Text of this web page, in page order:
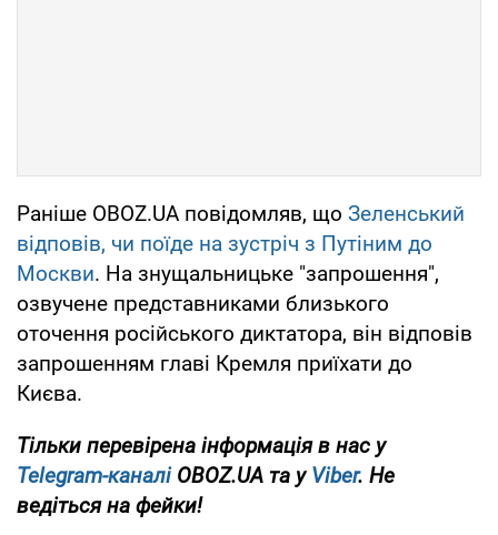
Раніше OBOZ.UA повідомляв, що Зеленський
відповів, чи поїде на зустріч з Путіним до
Москви. На знущальницьке "запрошення",
озвучене представниками близького
оточення російського диктатора, він відповів
запрошенням главі Кремля приїхати до
Києва.
Тільки перевірена інформація в нас у
Telegram-каналіOBOZ.UA та уViber. Не
ведіться на фейки!